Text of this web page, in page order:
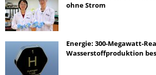
ohne Strom
Energie: 300-Megawatt-
Wasserstoffproduktion